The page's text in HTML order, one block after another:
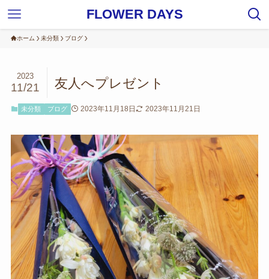
FLOWER DAYS
ホーム 未分類 ブログ
友人へプレゼント
2023
11/21
未分類 ブログ 2023年11月18日 2023年11月21日